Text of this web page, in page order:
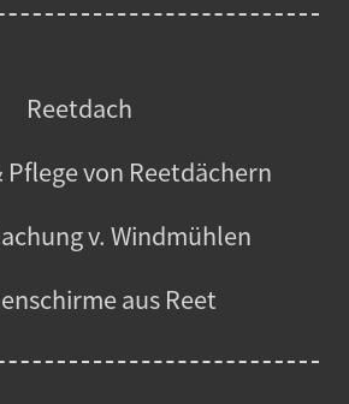
Reetdach
Pflege von Reetdächern
v. Windmühlen
aus Reet